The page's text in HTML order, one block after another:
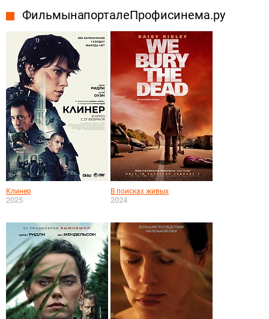
Фильмы на портале Профисинема.ру
Клинер
2025
В поисках живых
2024